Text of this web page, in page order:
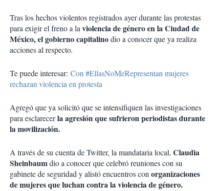
Tras los hechos violentos registrados ayer durante las protestas
para exigir el freno a laviolencia de género en la Ciudad de
México, el gobierno capitalinodio a conocer que ya realiza
acciones al respecto.
Te puede interesar: Con #EllasNoMeRepresentan mujeres
rechazan violencia en protesta
Agregó que ya solicitó que se intensifiquen las investigaciones
para esclarecerla agresión que sufrieron periodistas durante
la movilización.
A través de su cuenta de Twitter, la mandataria local, Claudia
Sheinbaumdio a conocer que celebró reuniones con su
gabinete de seguridad y alistó encuentros conorganizaciones
de mujeres que luchan contra la violencia de género.